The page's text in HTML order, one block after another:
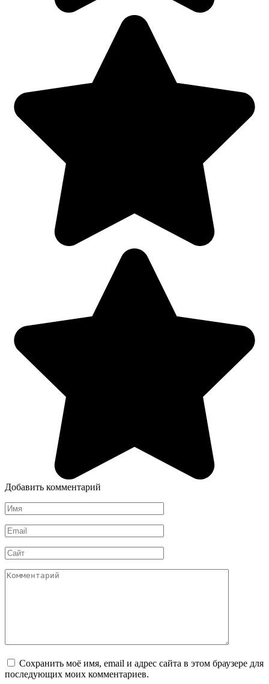
Добавить комментарий
Имя
*
Email
*
Сайт
Комментарий
Сохранить моё имя, email и адрес сайта в этом браузере для
последующих моих комментариев.